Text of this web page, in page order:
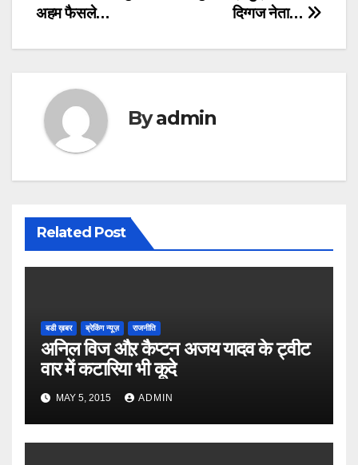
दिग्गज नेता…
अहम फैसले…
Byadmin
Related Post
बडी ख़बर ब्रेकिंग न्यूज़ राजनीति
अनिल विज औऱ कैप्टन अजय यादव के ट्वीट
वार में कटारिया भी कूदे
MAY 5, 2015 ADMIN